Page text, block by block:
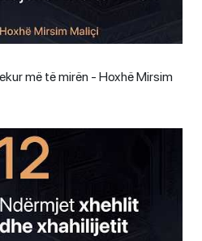
më të mirën - Hoxhë Mirsim